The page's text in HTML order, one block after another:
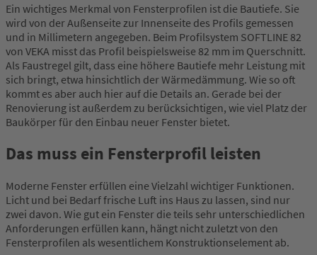
Ein wichtiges Merkmal von Fensterprofilen ist die Bautiefe. Sie
wird von der Außenseite zur Innenseite des Profils gemessen
und in Millimetern angegeben. Beim Profilsystem SOFTLINE 82
von VEKA misst das Profil beispielsweise 82 mm im Querschnitt.
Als Faustregel gilt, dass eine höhere Bautiefe mehr Leistung mit
sich bringt, etwa hinsichtlich der Wärmedämmung. Wie so oft
kommt es aber auch hier auf die Details an. Gerade bei der
Renovierung ist außerdem zu berücksichtigen, wie viel Platz der
Baukörper für den Einbau neuer Fenster bietet.
Das muss ein Fensterprofil leisten
Moderne Fenster erfüllen eine Vielzahl wichtiger Funktionen.
Licht und bei Bedarf frische Luft ins Haus zu lassen, sind nur
zwei davon. Wie gut ein Fenster die teils sehr unterschiedlichen
Anforderungen erfüllen kann, hängt nicht zuletzt von den
Fensterprofilen als wesentlichem Konstruktionselement ab.